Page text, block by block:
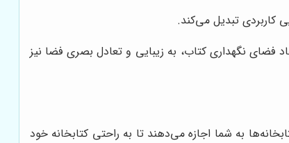
کاربردی تبدیل می‌کند.
فضای نگهداری کتاب، به زیبایی و تعادل بصری فضا نیز
به شما اجازه می‌دهند تا به راحتی کتابخانه خود